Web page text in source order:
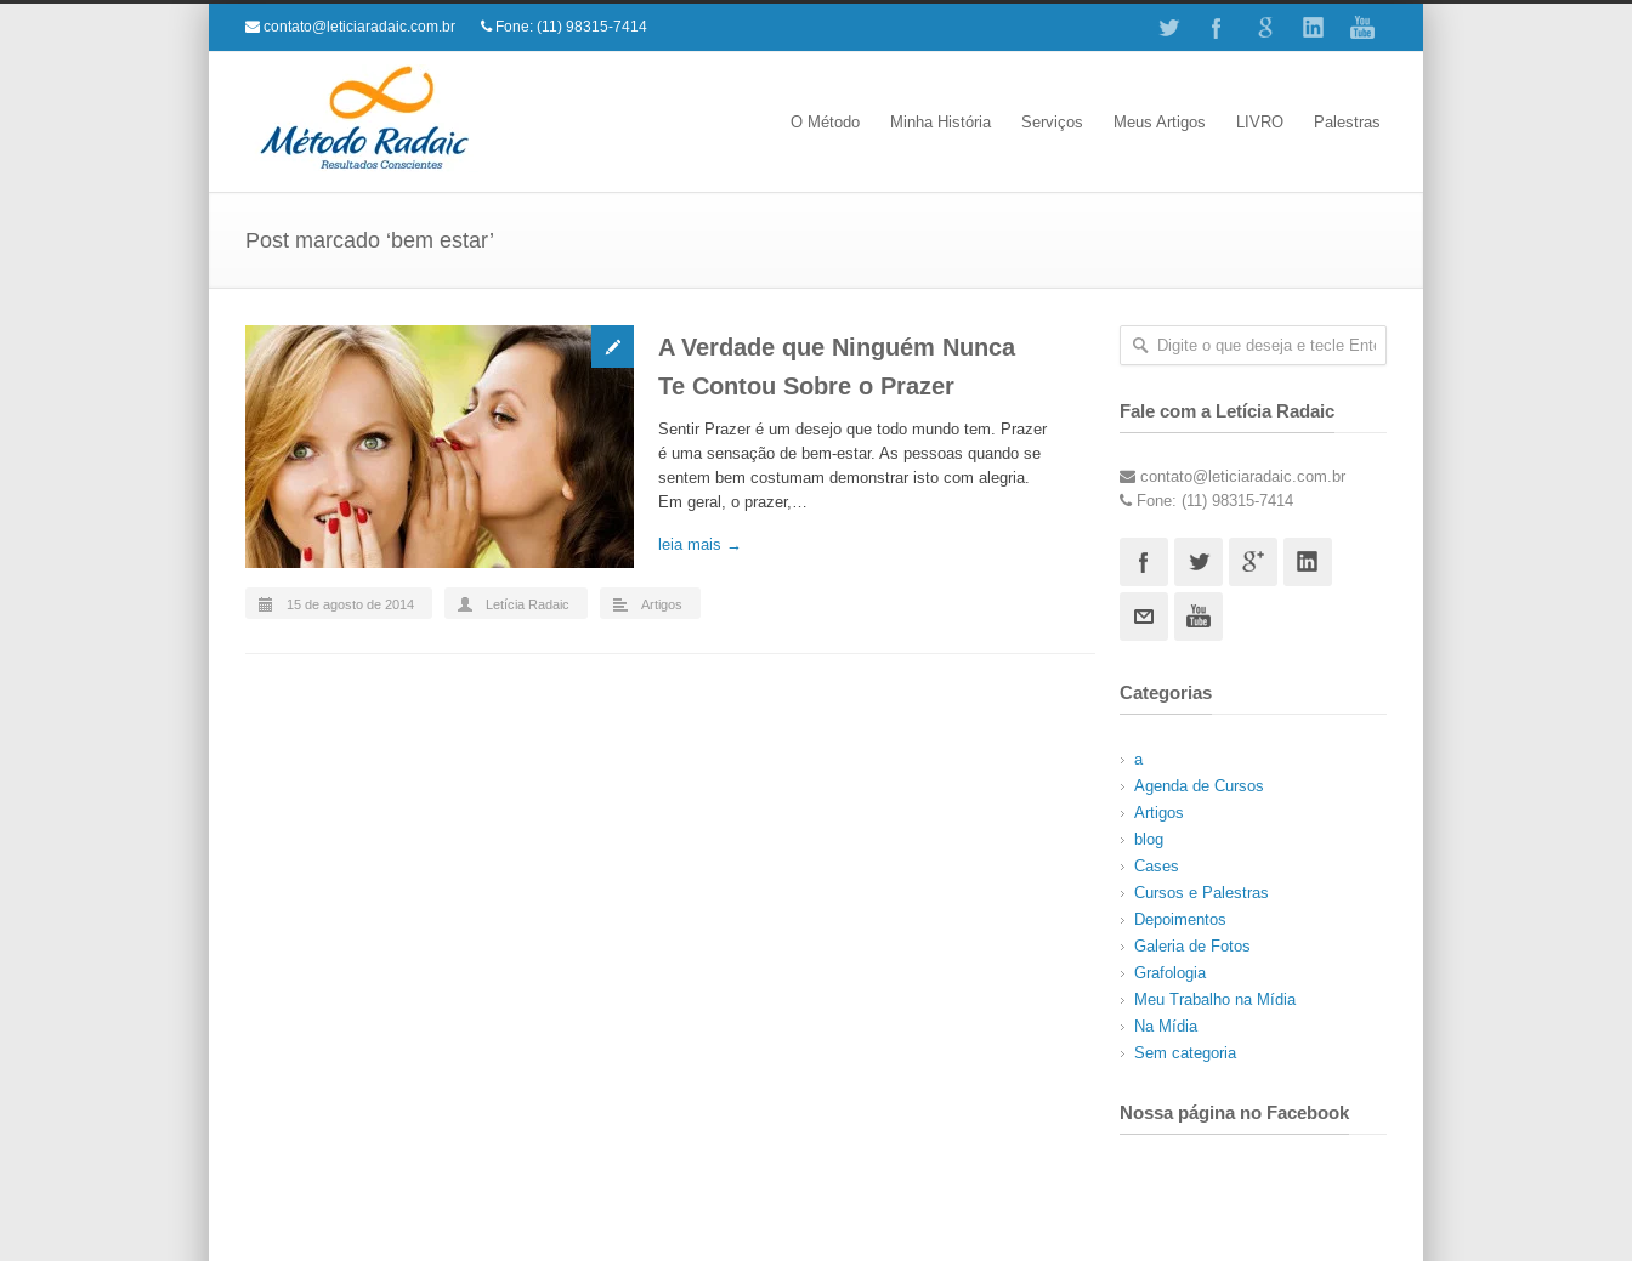
contato@leticiaradaic.com.br Fone: (11) 98315-7414
O Método Minha História Serviços Meus Artigos LIVRO Palestras
Post marcado ‘bem estar’
A Verdade que Ninguém Nunca
Te Contou Sobre o Prazer
Sentir Prazer é um desejo que todo mundo tem. Prazer
é uma sensação de bem-estar. As pessoas quando se
sentem bem costumam demonstrar isto com alegria.
Em geral, o prazer,…
leia mais →
15 de agosto de 2014 Letícia Radaic Artigos
Fale com a Letícia Radaic
contato@leticiaradaic.com.br
Fone: (11) 98315-7414
Categorias
a
Agenda de Cursos
Artigos
blog
Cases
Cursos e Palestras
Depoimentos
Galeria de Fotos
Grafologia
Meu Trabalho na Mídia
Na Mídia
Sem categoria
Nossa página no Facebook